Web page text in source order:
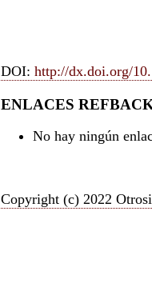
DOI: http://dx.doi.org/
ENLACES
No hay ningún
Copyright (c) 2022